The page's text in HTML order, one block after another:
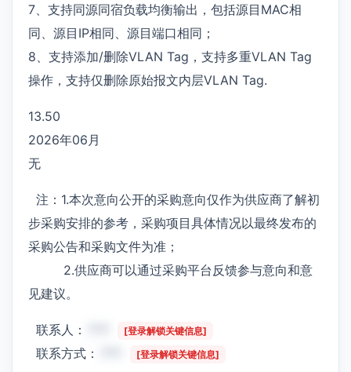
7、支持同源同宿负载均衡输出，包括源目MAC相
同、源目IP相同、源目端口相同；
8、支持添加/删除VLAN Tag，支持多重VLAN Tag
操作，支持仅删除原始报文内层VLAN Tag.
13.50
2026年06月
无
注：1.本次意向公开的采购意向仅作为供应商了解初
步采购安排的参考，采购项目具体情况以最终发布的
采购公告和采购文件为准；
2.供应商可以通过采购平台反馈参与意向和意
见建议。
联系人： [登录解锁关键信息]
联系方式： [登录解锁关键信息]